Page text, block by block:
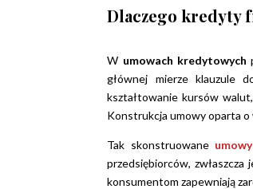
Dlaczego kredyty
W umowach kredytowych
głównej mierze klauzule
kształtowanie kursów
Konstrukcja umowy oparta o
Tak skonstruowane
przedsiębiorców,
konsumentom zapewniają